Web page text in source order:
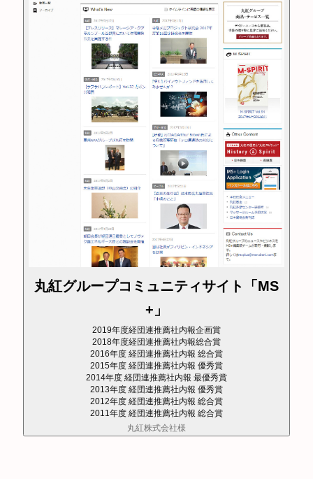
丸紅グループコミュニティサイト「MS
+」
2019年度経団連推薦社内報企画賞
2018年度経団連推薦社内報総合賞
2016年度 経団連推薦社内報 総合賞
2015年度 経団連推薦社内報 優秀賞
2014年度 経団連推薦社内報 最優秀賞
2013年度 経団連推薦社内報 優秀賞
2012年度 経団連推薦社内報 総合賞
2011年度 経団連推薦社内報 総合賞
丸紅株式会社様